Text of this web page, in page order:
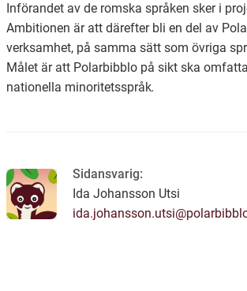
Införandet av de romska språken sker i
Ambitionen är att därefter bli en del av
verksamhet, på samma sätt som övriga
Målet är att Polarbibblo på sikt ska
nationella minoritetsspråk.
Sidansvarig:
Ida Johansson Utsi